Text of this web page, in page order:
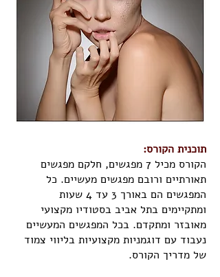
תוכנית הקורס:
הקורס מכיל 7 מפגשים, חלקם מפגשים
תאורתיים ורובם מפגשים מעשיים. כל
המפגשים הם באורך 3 עד 4 שעות
ומתקיימים בתל אביב בסטודיו מקצועי
מאובזר ומתקדם. בכל המפגשים המעשיים
נעבוד עם דוגמניות מקצועיות בליווי צמוד
של מדריך הקורס.